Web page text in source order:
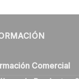
Comercial